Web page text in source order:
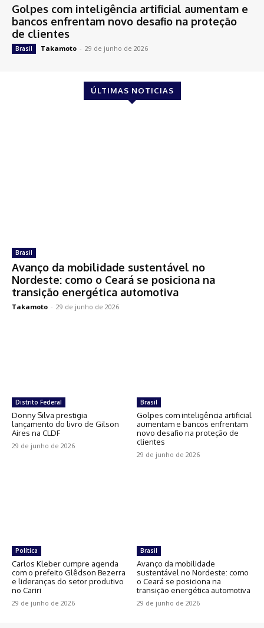
Golpes com inteligência artificial aumentam e
bancos enfrentam novo desafio na proteção
de clientes
Brasil Takamoto - 29 de junho de 2026
ÚLTIMAS NOTICIAS
Brasil
Avanço da mobilidade sustentável no
Nordeste: como o Ceará se posiciona na
transição energética automotiva
Takamoto - 29 de junho de 2026
Distrito Federal
Donny Silva prestigia
lançamento do livro de Gilson
Aires na CLDF
29 de junho de 2026
Brasil
Golpes com inteligência artificial
aumentam e bancos enfrentam
novo desafio na proteção de
clientes
29 de junho de 2026
Política
Carlos Kleber cumpre agenda
com o prefeito Glêdson Bezerra
e lideranças do setor produtivo
no Cariri
29 de junho de 2026
Brasil
Avanço da mobilidade
sustentável no Nordeste: como
o Ceará se posiciona na
transição energética automotiva
29 de junho de 2026